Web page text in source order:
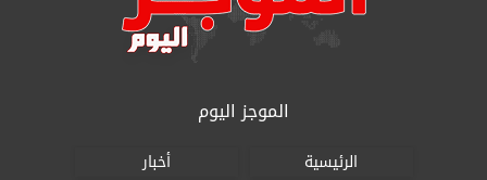
الموجز اليوم
الرئيسية
أخبار